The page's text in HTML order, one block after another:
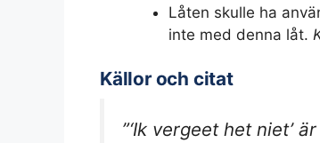
Låten skulle ha
inte med denna låt.
Källor och citat
”‘Ik vergeet het niet’